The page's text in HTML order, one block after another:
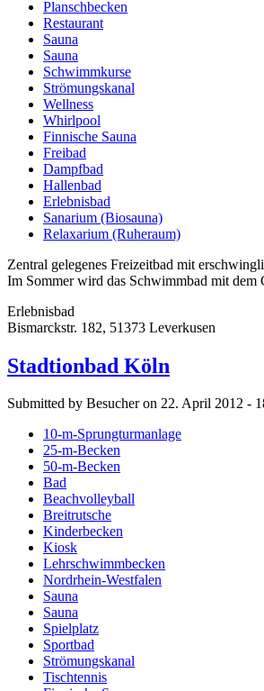
Planschbecken
Restaurant
Sauna
Sauna
Schwimmkurse
Strömungskanal
Wellness
Whirlpool
Finnische Sauna
Freibad
Dampfbad
Hallenbad
Erlebnisbad
Sanarium (Biosauna)
Relaxarium (Ruheraum)
Zentral gelegenes Freizeitbad mit
Im Sommer wird das Schwimmbad mit dem
Erlebnisbad
Bismarckstr. 182, 51373 Leverkusen
Stadtionbad Köln
Submitted by Besucher on 22. April 2012 -
10-m-Sprungturmanlage
25-m-Becken
50-m-Becken
Bad
Beachvolleyball
Breitrutsche
Kinderbecken
Kiosk
Lehrschwimmbecken
Nordrhein-Westfalen
Sauna
Sauna
Spielplatz
Sportbad
Strömungskanal
Tischtennis